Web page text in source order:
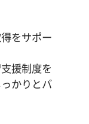
をサポー
援制度を
かりとバ